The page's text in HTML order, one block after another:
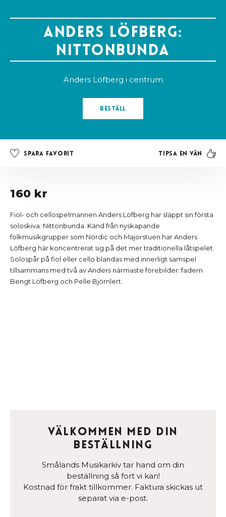
Anders Löfberg:
Nittonbunda
Anders Löfberg i centrum
Beställ
Spara favorit Tipsa en vän
160 kr
Fiol- och cellospelmannen Anders Löfberg har släppt sin första
soloskiva: Nittonbunda. Känd från nyskapande
folkmusikgrupper som Nordic och Majorstuen har Anders
Löfberg här koncentrerat sig på det mer traditionella låtspelet.
Solospår på fiol eller cello blandas med innerligt samspel
tillsammans med två av Anders närmaste förebilder: fadern
Bengt Löfberg och Pelle Björnlert.
Välkommen med din
beställning
Smålands Musikarkiv tar hand om din
beställning så fort vi kan!
Kostnad för frakt tillkommer. Faktura skickas ut
separat via e-post.